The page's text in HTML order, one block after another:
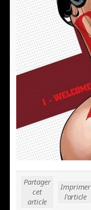
Partager
cet
article
Imprimer
l'article